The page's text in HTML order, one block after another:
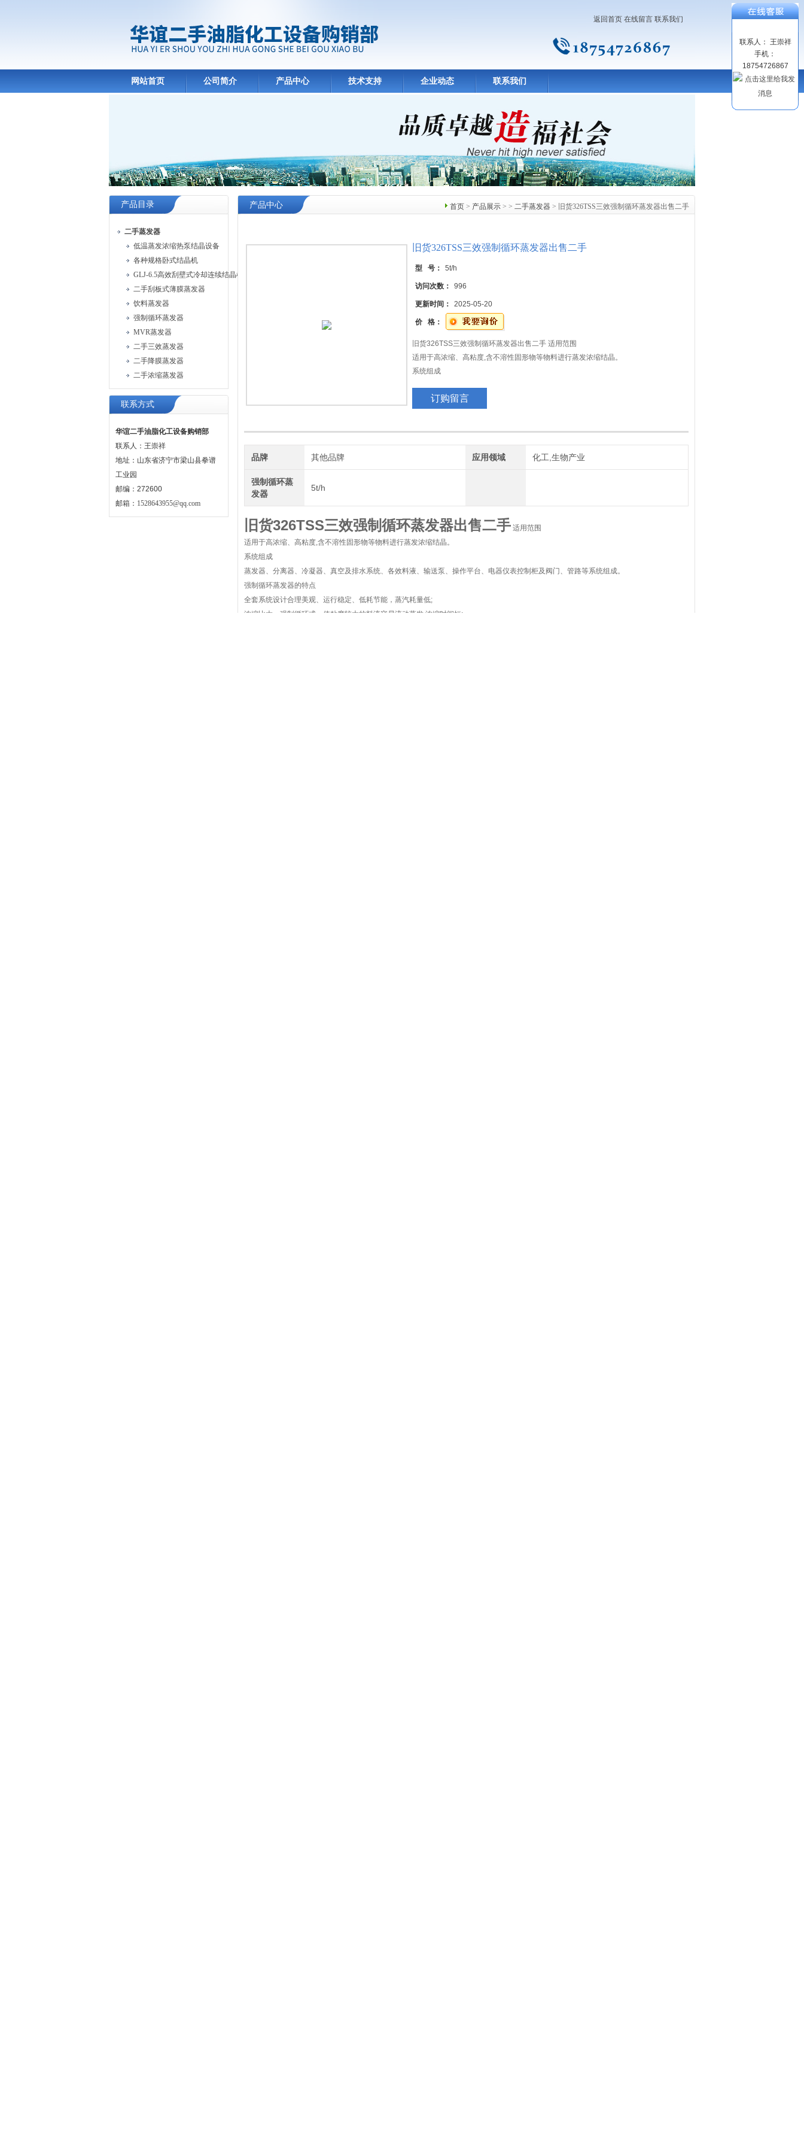
返回首页 在线留言 联系我们
网站首页 公司简介 产品中心 技术支持 企业动态 联系我们
产品目录
二手蒸发器
低温蒸发浓缩热泵结晶设备
各种规格卧式结晶机
GLJ-6.5高效刮壁式冷却连续结晶机
二手刮板式薄膜蒸发器
饮料蒸发器
强制循环蒸发器
MVR蒸发器
二手三效蒸发器
二手降膜蒸发器
二手浓缩蒸发器
联系方式
华谊二手油脂化工设备购销部
联系人：王崇祥
地址：山东省济宁市梁山县拳谱
工业园
邮编：272600
邮箱： 1528643955@qq.com
首页 > 产品展示 > > 二手蒸发器 > 旧货326TSS三效强制循环蒸发器出售二手
产品中心
旧货326TSS三效强制循环蒸发器出售二手
型 号： 5t/h
访问次数： 996
更新时间： 2025-05-20
价 格：
旧货326TSS三效强制循环蒸发器出售二手 适用范围
适用于高浓缩、高粘度,含不溶性固形物等物料进行蒸发浓缩结晶。
系统组成
器仪表控制柜及阀门、管路等系统组成。
特殊设计经简单操作可实
订购留言
品牌 其他品牌 应用领域 化工,生物产业
强制循环蒸
发器
5t/h
旧货326TSS三效强制循环蒸发器出售二手 适用范围
适用于高浓缩、高粘度,含不溶性固形物等物料进行蒸发浓缩结晶。
系统组成
蒸发器、分离器、冷凝器、真空及排水系统、各效料液、输送泵、操作平台、电器仪表控制柜及阀门、管路等系统组成。
强制循环蒸发器的特点
全套系统设计合理美观、运行稳定、低耗节能，蒸汽耗量低;
浓缩比大，强制循环式，使粘度较大的料液容易流动蒸发,浓缩时间短;
联系人： 王崇祥
手机：
18754726867